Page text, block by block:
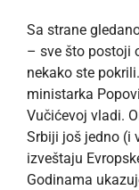
Sa strane
– sve što postoji
nekako ste
ministarka
Vučićevoj vladi.
Srbiji još jedno (i
izveštaju
Godinama